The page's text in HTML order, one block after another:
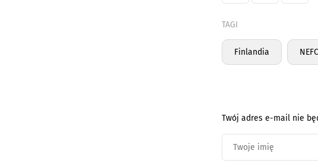
TAGI
Finlandia
Twój adres e-mail nie